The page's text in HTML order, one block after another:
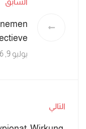
السابق
يوليو 9, 2026
التالي